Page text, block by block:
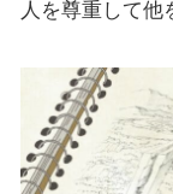
人を尊重して他